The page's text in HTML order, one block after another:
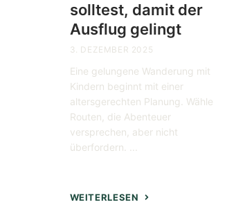
solltest, damit der
Ausflug gelingt
3. DEZEMBER 2025
Eine gelungene Wanderung mit
Kindern beginnt mit einer
altersgerechten Planung. Wähle
Routen, die Abenteuer
versprechen, aber nicht
überfordern. ...
WEITERLESEN